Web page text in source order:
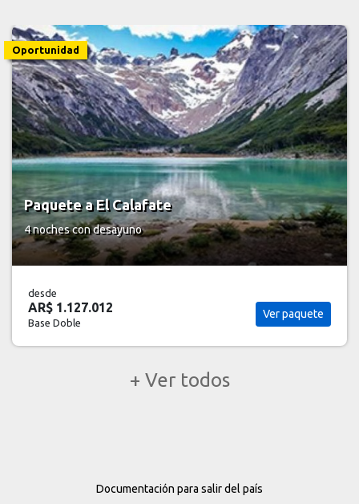
Paquete a Bariloche
5 nochespensión completa
Últimos Lugares
desde
AR$ 1.165.000
Base Doble
Ver paquete
+ Ver todos
Documentación para salir del país